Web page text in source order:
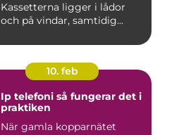
Kassetterna ligger i lådor
och på vindar, samtidig...
10. feb
Ip telefoni så fungerar det i
praktiken
När gamla kopparnätet